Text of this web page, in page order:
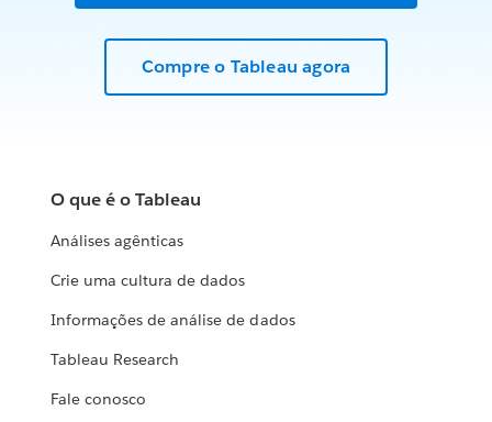
Compre o Tableau agora
O que é o Tableau
Análises agênticas
Crie uma cultura de dados
Informações de análise de dados
Tableau Research
Fale conosco